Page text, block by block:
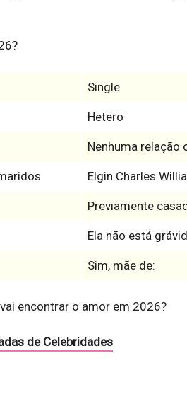
Single
Hetero
Nenhuma relação
Elgin Charles
Previamente
Ela não está
Sim, mãe de:
encontrar o amor em 2026?
de Celebridades